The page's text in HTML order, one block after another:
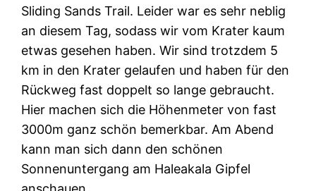
Sliding Sands Trail. Leider war es sehr neblig
an diesem Tag, sodass wir vom Krater kaum
etwas gesehen haben. Wir sind trotzdem 5
km in den Krater gelaufen und haben für den
Rückweg fast doppelt so lange gebraucht.
Hier machen sich die Höhenmeter von fast
3000m ganz schön bemerkbar. Am Abend
kann man sich dann den schönen
Sonnenuntergang am Haleakala Gipfel